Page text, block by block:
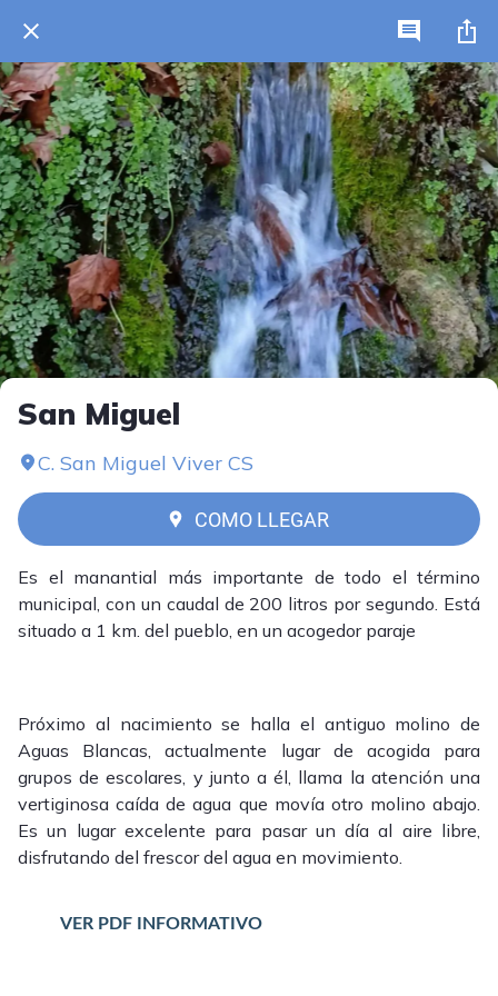
San Miguel
C. San Miguel Viver CS
COMO LLEGAR
Es el manantial más importante de todo el término
municipal, con un caudal de 200 litros por segundo. Está
situado a 1 km. del pueblo, en un acogedor paraje
Próximo al nacimiento se halla el antiguo molino de
Aguas Blancas, actualmente lugar de acogida para
grupos de escolares, y junto a él, llama la atención una
vertiginosa caída de agua que movía otro molino abajo.
Es un lugar excelente para pasar un día al aire libre,
disfrutando del frescor del agua en movimiento.
VER PDF INFORMATIVO